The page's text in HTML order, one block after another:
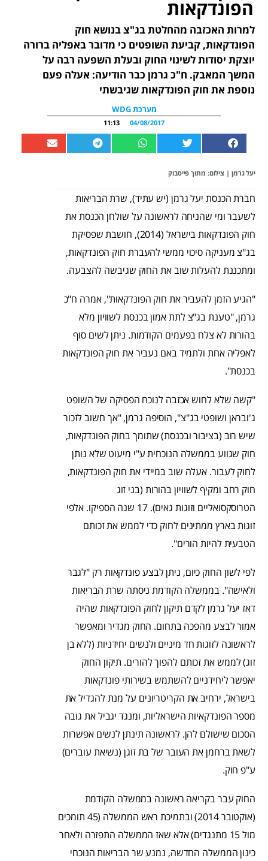
הפונדקאות
למרות האכזבה מהחלטת בג"צ בנושא חוק
הפונדקאות, קביעת השופטים כי מדובר באפליה ברורה
יוצקת יסודות לשינוי החוק ובעלת השפעה רבה על
המשך המאבק. ח"כ גרמן כבר הודיעה: אעלה פעם
נוספת את חוק הפונדקאות שגיבשתי
מערכת WDG
04/08/2017
11:13
יעל גרמן | צילום: מתוך פייסבוק
חברת הכנסת יעל גרמן (יש עתיד), שרת הבריאות
לשעבר ומי שהניחה לראשונה על שולחן הכנסת את
חוק הפונדקאות בישראל (2014), חושבת שפסיקת
בג"צ מעניקה סיכוי ממשי להעברת חוק הפונדקאות,
ומתכננת להעלות שוב את החוק שגיבשה להצבעה.
"הגיע הזמן להעביר את חוק הפונדקאות", אמרה ח"כ
גרמן, "טענת בג"צ לתת אמון בכנסת לשוויון מלא
בהורות לא צלח בפעמים הקודמות. ניתן לשים סוף
לאפליה אחת ולתמיד באם נעביר את חוק הפונדקאות
בכנסת".
"קשה שלא לחוש אכזבה לנוכח הפסיקה של השופט
ג'ובראן ושופטי בג"צ", הוסיפה גרמן, "אך חשוב לזכור
שיש רוב (בציבור ובכנסת) שתומך בחוק הפונדקאות,
חוק שגווע בממשלה הנוכחית ע"י מיעוט שלא נותן
לחוק לעבור. אעלה שוב במיידי את חוק הפונדקאות,
חוק רחב ומקיף לשוויון בהורות (בני זוג
הטרוסקסואליים וזוגות גאים). 17 שנה הספיקו. אלפי
זוגות בארץ ממתינים לחוק כדי לממש את זכותם
הטבעית להיות הורים".
לפי לשון החוק כיום, ניתן לבצע פונדקאות רק "לגבר
ולאישה". בממשלה הקודמת ניסתה שרת הבריאות
דאז יעל גרמן לקדם תיקון לחוק הפונדקאות שהיה
אמור לבצע מהפכה בתחום. החוק מגדיר ומאפשר
לראשונה לזוגות חד מיניים ולנשים יחידניות (ללא בן
זוג) לממש את זכותם להפוך להורים. תיקון החוק
יאפשר ליחידניים להשתמש בשירותי פונדקאות
בישראל, ירחיב את הקריטריונים על מנת להגדיל את
מספר הפונדקאיות הישראליות, ומנגד יגביל את גובה
הסכום שישולם להן. לראשונה תינתן לנשים אפשרות
לשאת ברחמן את העובר של בת זוגן (נשיאת עוברים)
ע"פ חוק.
החוק עבר בקריאה ראשונה בממשלה הקודמת
(אוקטובר 2014) ובתמיכת ראש הממשלה (45 תומכים
מול 15 מתנגדים) אלא שאז הממשלה התפזרה ולאחר
כינון הממשלה החדשה, נמנע שר הבריאות הנוכחי